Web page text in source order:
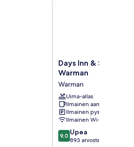
Days
Inn
Suites
by
Wyndham
Warman
Warman
Days Inn & Suites
Warman
Warman
Uima-allas
Ilmainen aamiainen
Ilmainen pysäköinti
Ilmainen Wi-Fi
9.0
kautta
9,0 Upea
893 arvostelua